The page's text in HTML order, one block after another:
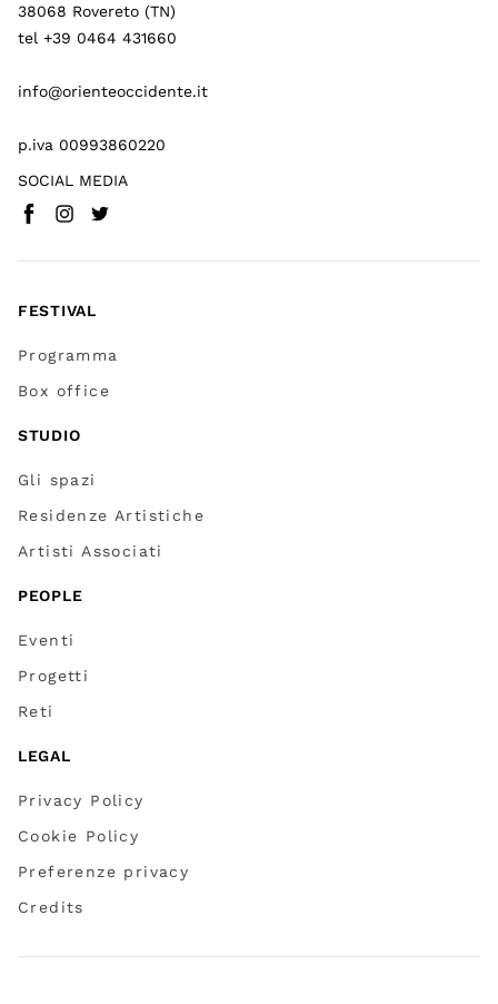
38068 Rovereto (TN)
tel +39 0464 431660
info@orienteoccidente.it
p.iva 00993860220
SOCIAL MEDIA
Facebook(
Instagram
Twitter
FESTIVAL
Programma
Box office
STUDIO
Gli spazi
Residenze Artistiche
Artisti Associati
PEOPLE
Eventi
Progetti
Reti
LEGAL
Privacy Policy
Cookie Policy
Preferenze privacy
Credits